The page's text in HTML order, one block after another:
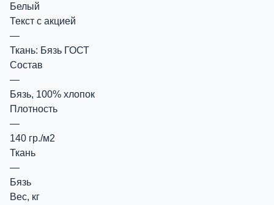
Белый
Текст с акцией
—
Ткань: Бязь ГОСТ
Состав
—
Бязь, 100% хлопок
Плотность
—
140 гр./м2
Ткань
—
Бязь
Вес, кг